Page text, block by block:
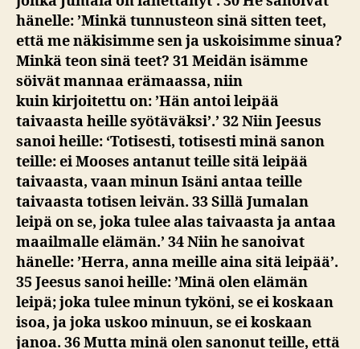
hänelle: ’Minkä tunnusteon sinä sitten teet,
että me näkisimme sen ja uskoisimme sinua?
Minkä teon sinä teet? 31 Meidän isämme
söivät mannaa erämaassa, niin
kuinkirjoitettu on: ’Hän antoi leipää
taivaasta heille syötäväksi’.’ 32 Niin Jeesus
sanoi heille: ‘Totisesti, totisesti minä sanon
teille: ei Mooses antanut teille sitä leipää
taivaasta, vaan minun Isäni antaa teille
taivaasta totisen leivän. 33 Sillä Jumalan
leipä on se, joka tulee alas taivaasta ja antaa
maailmalle elämän.’ 34 Niin he sanoivat
hänelle: ’Herra, anna meille aina sitä leipää’.
35 Jeesus sanoi heille: ’Minä olen elämän
leipä; joka tulee minun tyköni, se ei koskaan
isoa, ja joka uskoo minuun, se ei koskaan
janoa. 36 Mutta minä olen sanonut teille, että